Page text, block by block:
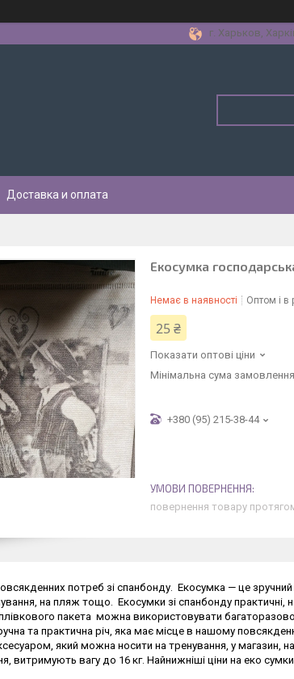
г. Харьков,
Доставка и оплата
Екосумка
Немає в наявності Оптом і в
25 ₴
Показати оптові ціни
Мінімальна сума
+380 (95) 215-38-44
повернення товару
потреб зі спанбонду. Екосумка — це
на пляж тощо. Екосумки зі спанбонду практичні,
пакета можна використовувати
та практична річ, яка має місце в нашому
який можна носити на тренування, у магазин,
витримують вагу до 16 кг. Найнижніші ціни на еко